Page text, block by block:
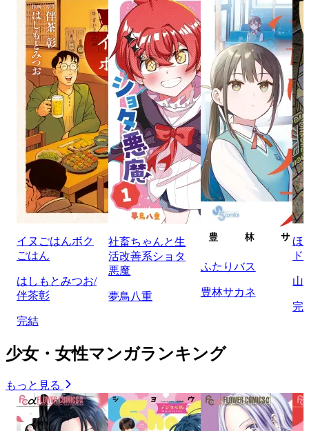
イヌごはんボク
ごはん
はしもとみつお/
伴茶彰
完結
社畜ちゃんと生
活改善系ショタ
悪魔
夢鳥八重
ふたりバス
豊林サカネ
ほ
ド
山
完
少女・女性マンガランキング
もっと見る